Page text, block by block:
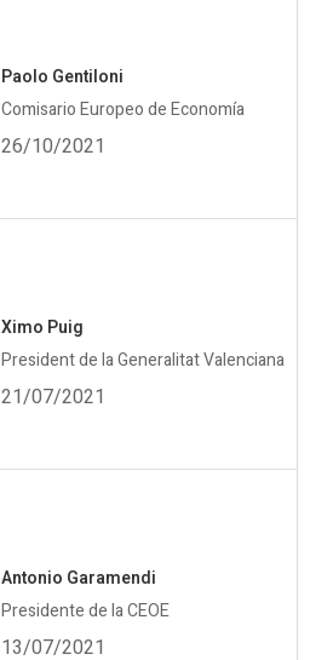
Paolo Gentiloni
Comisario Europeo de Economía
26/10/2021
Ximo Puig
President de la Generalitat Valenciana
21/07/2021
Antonio Garamendi
Presidente de la CEOE
13/07/2021